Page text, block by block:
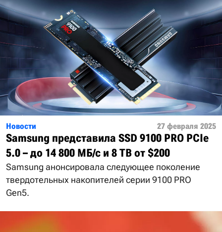
Новости 27 февраля 2025
Samsung представила SSD 9100 PRO PCIe
5.0 – до 14 800 МБ/с и 8 ТВ от $200
Samsung анонсировала следующее поколение
твердотельных накопителей серии 9100 PRO
Gen5.